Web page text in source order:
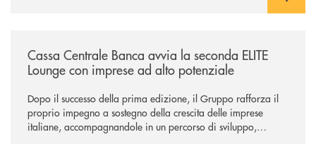
Cassa Centrale Banca avvia la seconda ELITE
Lounge con imprese ad alto potenziale
Dopo il successo della prima edizione, il Gruppo rafforza il
proprio impegno a sostegno della crescita delle imprese
italiane, accompagnandole in un percorso di sviluppo,